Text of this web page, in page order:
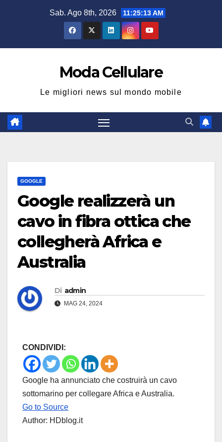
Sab. Ago 8th, 2026 11:25:14 AM
Moda Cellulare
Le migliori news sul mondo mobile
GOOGLE
Google realizzerà un
cavo in fibra ottica che
collegherà Africa e
Australia
Di admin
MAG 24, 2024
CONDIVIDI:
Google ha annunciato che costruirà un cavo
sottomarino per collegare Africa e Australia.
Go to Source
Author: HDblog.it